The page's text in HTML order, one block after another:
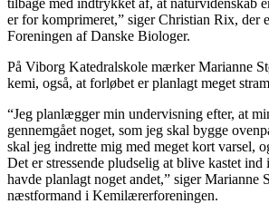
er for komprimeret,” siger Christian Rix, der
Foreningen af Danske Biologer.
På Viborg Katedralskole mærker Marianne
kemi, også, at forløbet er planlagt meget
“Jeg planlægger min undervisning efter, at
gennemgået noget, som jeg skal bygge
skal jeg indrette mig med meget kort varsel,
Det er stressende pludselig at blive kastet
havde planlagt noget andet,” siger Marianne
næstformand i Kemilærerforeningen.